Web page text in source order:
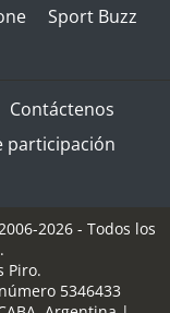
Sport Buzz
Contáctenos
participación
2026 - Todos los
Piro.
5346433